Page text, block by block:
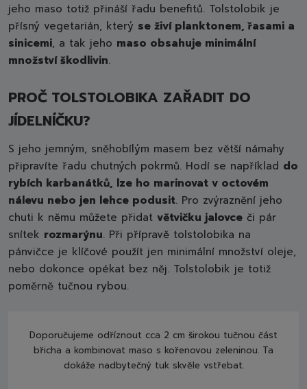
jeho maso totiž přináší řadu benefitů. Tolstolobik je
přísný vegetarián, který se živí planktonem, řasami a
sinicemi, a tak jeho maso obsahuje minimální
množství škodlivin.
PROČ TOLSTOLOBIKA ZAŘADIT DO
JÍDELNÍČKU?
S jeho jemným, sněhobílým masem bez větší námahy
připravíte řadu chutných pokrmů. Hodí se například do
rybích karbanátků, lze ho marinovat v octovém
nálevu nebo jen lehce podusit. Pro zvýraznění jeho
chuti k němu můžete přidat větvičku jalovce či pár
snítek rozmarýnu. Při přípravě tolstolobika na
pánvičce je klíčové použít jen minimální množství oleje,
nebo dokonce opékat bez něj. Tolstolobik je totiž
poměrně tučnou rybou.
Doporučujeme odříznout cca 2 cm širokou tučnou část
břicha a kombinovat maso s kořenovou zeleninou. Ta
dokáže nadbytečný tuk skvěle vstřebat.